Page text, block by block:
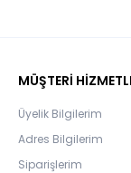
MÜŞTERİ
Üyelik Bilgilerim
Adres Bilgilerim
Siparişlerim